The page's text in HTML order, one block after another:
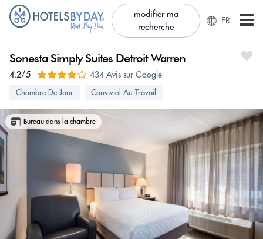
modifier ma
recherche
FR
Sonesta Simply Suites Detroit Warren
4.2/5 434 Avis sur Google
Chambre De Jour Convivial Au Travail
Bureau dans la chambre